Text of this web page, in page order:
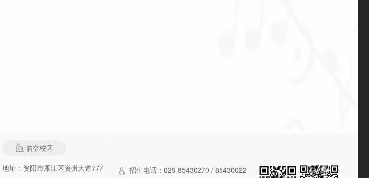
临空校区
地址：资阳市雁江区资州大道777
招生电话：028-85430270 / 85430022